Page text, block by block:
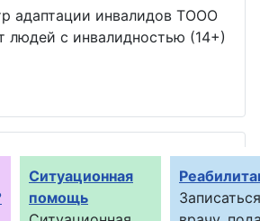
адаптации инвалидов ТООО
людей с инвалидностью (14+)
Ситуационная
помощь